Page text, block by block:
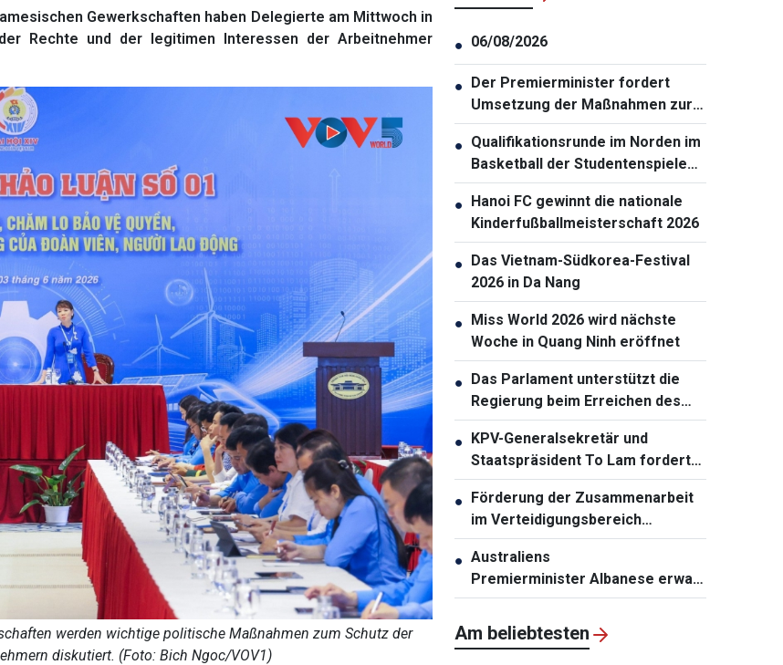
Gewerkschaften haben Delegierte am Mittwoch in
Rechte und der legitimen Interessen der Arbeitnehmer
werden wichtige politische Maßnahmen zum Schutz der
diskutiert. (Foto: Bich Ngoc/VOV1)
● 06/08/2026
● Der Premierminister fordert
Umsetzung der Maßnahmen zur
Gewährleistung der
Cybersicherheit
● Qualifikationsrunde im Norden im
Basketball der Studentenspiele
2026 eröffnet
● Hanoi FC gewinnt die nationale
Kinderfußballmeisterschaft 2026
● Das Vietnam-Südkorea-Festival
2026 in Da Nang
● Miss World 2026 wird nächste
Woche in Quang Ninh eröffnet
● Das Parlament unterstützt die
Regierung beim Erreichen des
zweistelligen Wachstums
● KPV-Generalsekretär und
Staatspräsident To Lam fordert
die Erneuerung der
Infrastrukturplanung
● Förderung der Zusammenarbeit
im Verteidigungsbereich
zwischen Vietnam und Malaysia
● Australiens
Premierminister Albanese erwartet
den Besuch von KPV-
Generalsekretär und
Staatspräsident To Lam
Am beliebtesten